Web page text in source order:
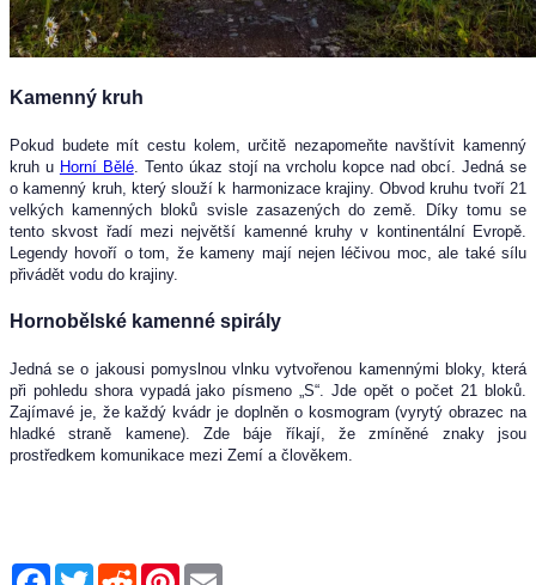
Kamenný kruh
Pokud budete mít cestu kolem, určitě nezapomeňte navštívit kamenný
kruh u Horní Bělé. Tento úkaz stojí na vrcholu kopce nad obcí. Jedná se
o kamenný kruh, který slouží k harmonizace krajiny. Obvod kruhu tvoří 21
velkých kamenných bloků svisle zasazených do země. Díky tomu se
tento skvost řadí mezi největší kamenné kruhy v kontinentální Evropě.
Legendy hovoří o tom, že kameny mají nejen léčivou moc, ale také sílu
přivádět vodu do krajiny.
Hornobělské kamenné spirály
Jedná se o jakousi pomyslnou vlnku vytvořenou kamennými bloky, která
při pohledu shora vypadá jako písmeno „S“. Jde opět o počet 21 bloků.
Zajímavé je, že každý kvádr je doplněn o kosmogram (vyrytý obrazec na
hladké straně kamene). Zde báje říkají, že zmíněné znaky jsou
prostředkem komunikace mezi Zemí a člověkem.
FacebookTwitterRedditPinterest